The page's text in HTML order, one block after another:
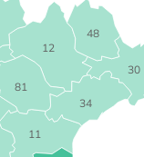
11
12
30
34
48
81